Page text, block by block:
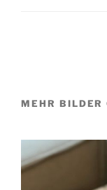
MEHR BILDER